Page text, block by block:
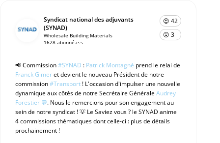
Syndicat national des adjuvants
(SYNAD)
Wholesale Building Materials
1628 abonné.e.s
😍 42
😮 3
📢 Commission#SYNAD : Patrick Montagné prend le relai de
Franck Gimeret devient le nouveau Président de notre
commission#Transport ! L'occasion d'impulser une nouvelle
dynamique aux côtés de notre Secrétaire Générale Audrey
Forestier 💬. Nous le remercions pour son engagement au
sein de notre syndicat ! 💡 Le Saviez vous ? le SYNAD anime
4 commissions thématiques dont celle-ci : plus de détails
prochainement !